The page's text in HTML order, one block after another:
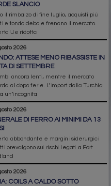
SLANCIO
il rimbalzo di fine luglio, acquisti più
e tondo debole frenano il mercato.
Ue ridotta
2026
ATTESE MENO RIBASSISTE IN
DI SETTEMBRE
ancora lenti, mentre il mercato
al dopo ferie. L’import dalla Turchia
un’incognita
2026
DI FERRO AI MINIMI DA 13
abbondante e margini siderurgici
prevalgono sui rischi legati a Port
2026
COILS A CALDO SOTTO